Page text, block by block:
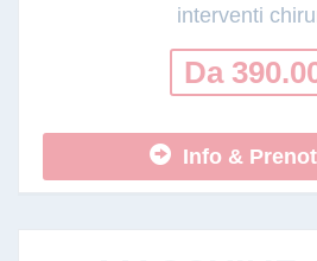
interventi
Da
Info &